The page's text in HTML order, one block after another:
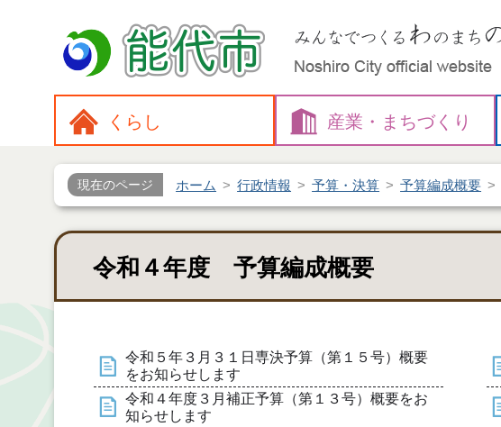
くらし 産業・ まちづくり
現在のページ ホーム 行政情報 予算・決算 予算編成概要
令和４年度 予算編成概要
令和５年３月３１日専決予算（第１５号）概要
をお知らせします
令和４年度３月補正予算（第１３号）概要をお
知らせします